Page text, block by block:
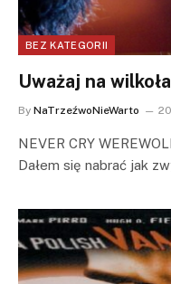
BEZ KATEGORII
Uważaj na
By NaTrzeźwoNieWarto
NEVER CRY
Dałem się nabrać jak